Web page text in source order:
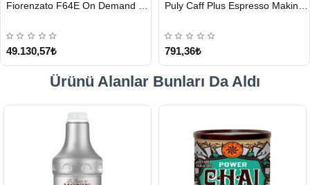
GÖNDERİ
49.130,57₺
GÖNDERİ
791,36₺
Ürünü Alanlar Bunları Da Aldı